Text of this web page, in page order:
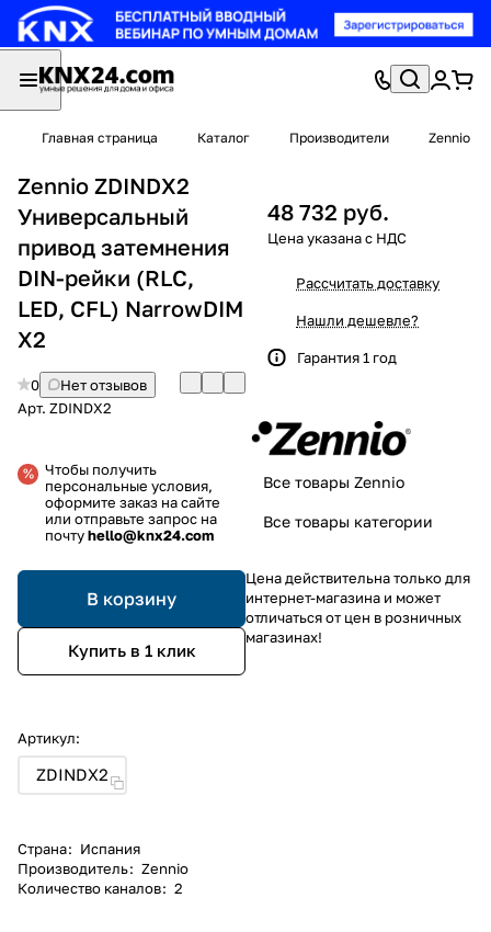
Главная страница Каталог Производители Zennio
Zennio ZDINDX2
Универсальный
привод затемнения
DIN-рейки (RLC,
LED, CFL) NarrowDIM
X2
0
Нет отзывов
Арт. ZDINDX2
Чтобы получить
персональные условия,
оформите заказ на сайте
или отправьте запрос на
почтуhello@knx24.com
В корзину
Купить в 1 клик
Артикул:
ZDINDX2
Страна: Испания
Производитель: Zennio
Количество каналов: 2
48 732 руб.
Рассчитать доставку
Нашли дешевле?
Гарантия 1 год
Все товары Zennio
Все товары категории
Цена действительна только для
интернет-магазина и может
отличаться от цен в розничных
магазинах!